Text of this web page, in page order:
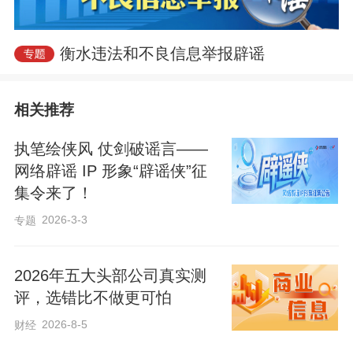
国“网络辟谣大使”，振臂一呼，扫除谣言；
激浊扬清，共护清朗。让我们共同为清朗
衡水违法和不良信息举报辟谣
相关推荐
执笔绘侠风 仗剑破谣言——
网络辟谣 IP 形象“辟谣侠”征
集令来了！
专题 2026-3-3
2026年五大头部公司真实测
评，选错比不做更可怕
财经 2026-8-5